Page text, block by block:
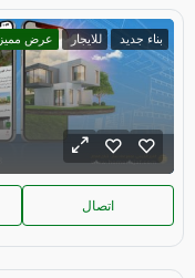
بناء جديد للايجار عرض مميز
اتصال